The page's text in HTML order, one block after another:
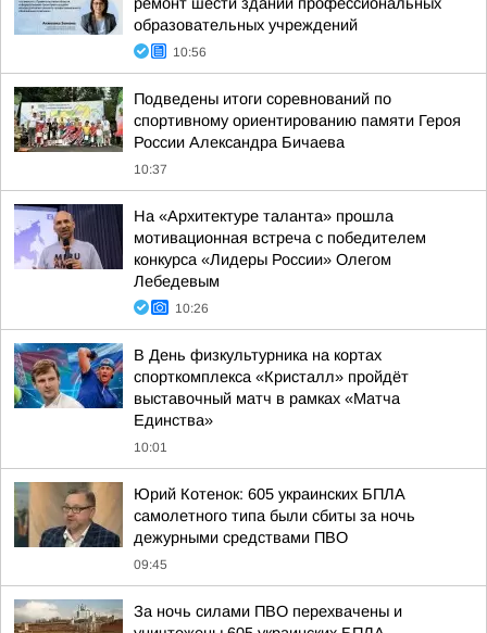
образовательных учреждений
10:56
Подведены итоги соревнований по
спортивному ориентированию памяти Героя
России Александра Бичаева
10:37
На «Архитектуре таланта» прошла
мотивационная встреча с победителем
конкурса «Лидеры России» Олегом
Лебедевым
10:26
В День физкультурника на кортах
спорткомплекса «Кристалл» пройдёт
выставочный матч в рамках «Матча
Единства»
10:01
Юрий Котенок: 605 украинских БПЛА
самолетного типа были сбиты за ночь
дежурными средствами ПВО
09:45
За ночь силами ПВО перехвачены и